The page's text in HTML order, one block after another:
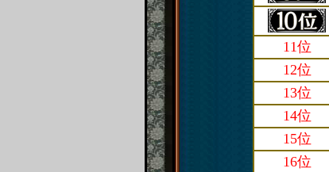
11位
12位
13位
14位
15位
16位